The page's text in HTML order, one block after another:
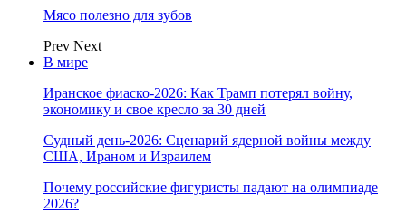
Мясо полезно для зубов
Prev Next
В мире
Иранское фиаско-2026: Как Трамп потерял войну,
экономику и свое кресло за 30 дней
Судный день-2026: Сценарий ядерной войны между
США, Ираном и Израилем
Почему российские фигуристы падают на олимпиаде
2026?